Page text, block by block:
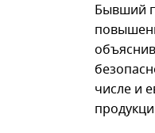
Бывший
числе и